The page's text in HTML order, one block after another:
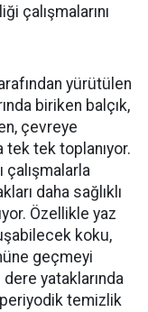
çalışmalarını
yürütülen
biriken balçık,
çevreye
tek tek toplanıyor.
çalışmalarla
daha sağlıklı
Özellikle yaz
koku,
geçmeyi
yataklarında
temizlik